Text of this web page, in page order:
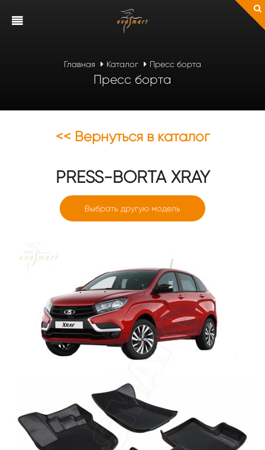
Главная Каталог Пресс борта
Пресс борта
<< Вернуться в каталог
PRESS-BORTAXRAY
Выбрать другую модель